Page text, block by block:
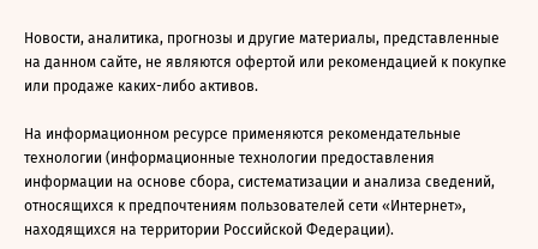
Новости, аналитика, прогнозы и другие материалы, представленные
на данном сайте, не являются офертой или рекомендацией к покупке
или продаже каких-либо активов.
На информационном ресурсе применяются рекомендательные
технологии (информационные технологии предоставления
информации на основе сбора, систематизации и анализа сведений,
относящихся к предпочтениям пользователей сети «Интернет»,
находящихся на территории Российской Федерации).